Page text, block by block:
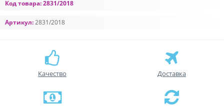
Код товара:2831/2018
Артикул:2831/2018
Качество Доставка